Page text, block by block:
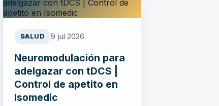
SALUD 9 jul 2026
Neuromodulación para
adelgazar con tDCS |
Control de apetito en
Isomedic